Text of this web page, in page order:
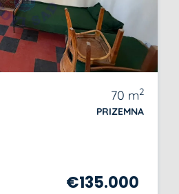
70 m2
PRIZEMNA
€135.000